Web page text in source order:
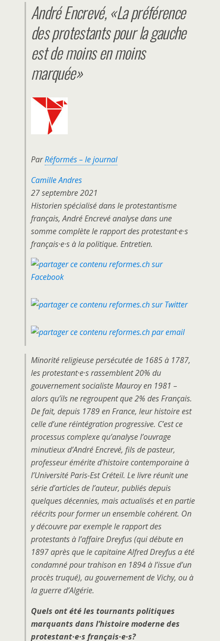
André Encrevé, «La préférence
des protestants pour la gauche
est de moins en moins
marquée»
ParRéformés – le journal
Camille Andres
27 septembre 2021
Historien spécialisé dans le protestantisme
français, André Encrevé analyse dans une
somme complète le rapport des protestant·e·s
français·e·s à la politique. Entretien.
Minorité religieuse persécutée de 1685 à 1787,
les protestant·e·s rassemblent 20% du
gouvernement socialiste Mauroy en 1981 –
alors qu’ils ne regroupent que 2% des Français.
De fait, depuis 1789 en France, leur histoire est
celle d’une réintégration progressive. C’est ce
processus complexe qu’analyse l’ouvrage
minutieux d’André Encrevé, fils de pasteur,
professeur émérite d’histoire contemporaine à
l’Université Paris-Est Créteil. Le livre réunit une
série d’articles de l’auteur, publiés depuis
quelques décennies, mais actualisés et en partie
réécrits pour former un ensemble cohérent. On
y découvre par exemple le rapport des
protestants à l’affaire Dreyfus (qui débute en
1897 après que le capitaine Alfred Dreyfus a été
condamné pour trahison en 1894 à l’issue d’un
procès truqué), au gouvernement de Vichy, ou à
la guerre d’Algérie.
Quels ont été les tournants politiques
marquants dans l’histoire moderne des
protestant·e·s français·e·s?